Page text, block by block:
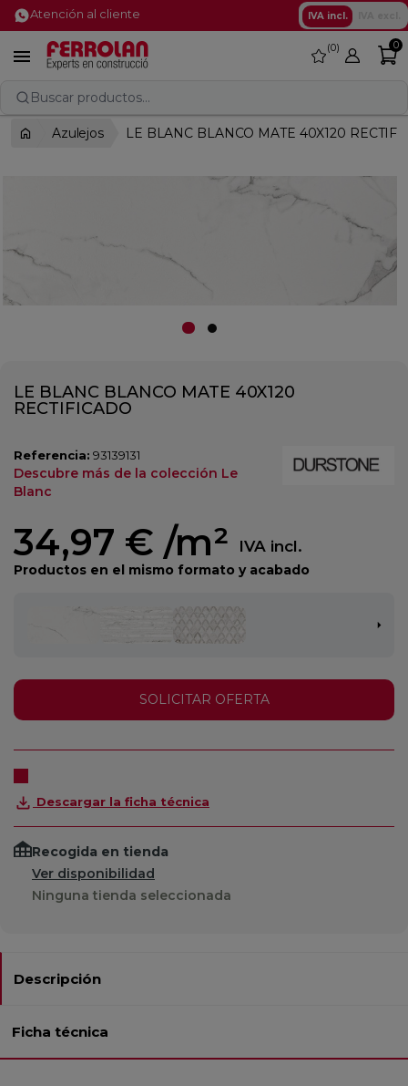
Atención al cliente IVA incl.
 favorite
0 0
Buscar productos...
Azulejos LE BLANC BLANCO MATE 40X120
LE BLANC BLANCO MATE 40X120
RECTIFICADO
Referencia: 93139131
Descubre más de la colección Le
Blanc
34,97 € /m² IVA incl.
Productos en el mismo formato y acabado
SOLICITAR OFERTA
Descargar la ficha técnica
Recogida en tienda
Ver disponibilidad
Ninguna tienda seleccionada
Descripción
Ficha técnica